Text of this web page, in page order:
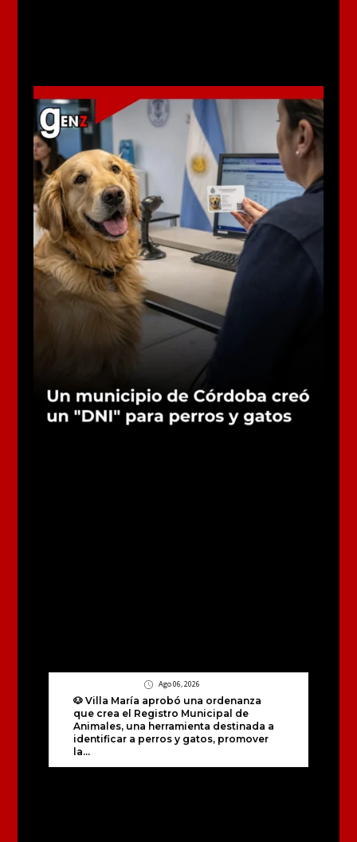
Ago 06, 2026
🐶 Villa María aprobó una ordenanza
que crea el Registro Municipal de
Animales, una herramienta destinada a
identificar a perros y gatos, promover
la...